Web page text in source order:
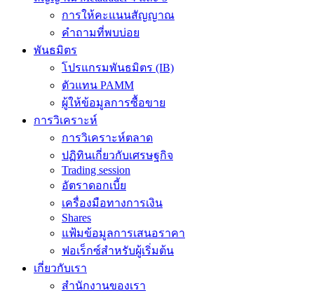
การให้คะแนนสัญญาณ
คำถามที่พบบ่อย
พันธมิตร
โปรแกรมพันธมิตร (IB)
ตัวแทน PAMM
ผู้ให้ข้อมูลการซื้อขาย
การวิเคราะห์
การวิเคราะห์ตลาด
ปฏิทินเกี่ยวกับเศรษฐกิจ
Trading session
อัตราดอกเบี้ย
เครื่องมือทางการเงิน
Shares
แฟ้มข้อมูลการเสนอราคา
ฟอเร็กซ์สำหรับผู้เริ่มต้น
เกี่ยวกับเรา
สำนักงานของเรา